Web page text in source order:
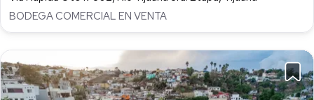
BODEGA COMERCIAL EN VENTA